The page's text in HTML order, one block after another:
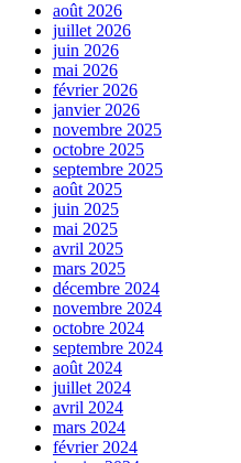
août 2026
juillet 2026
juin 2026
mai 2026
février 2026
janvier 2026
novembre 2025
octobre 2025
septembre 2025
août 2025
juin 2025
mai 2025
avril 2025
mars 2025
décembre 2024
novembre 2024
octobre 2024
septembre 2024
août 2024
juillet 2024
avril 2024
mars 2024
février 2024